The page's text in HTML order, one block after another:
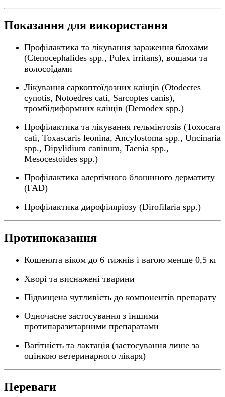
Показання для використання
Профілактика та лікування зараження блохами
(Ctenocephalides spp., Pulex irritans), вошами та
волосоїдами
Лікування саркоптоїдозних кліщів (Otodectes
cynotis, Notoedres cati, Sarcoptes canis),
тромбідиформних кліщів (Demodex spp.)
Профілактика та лікування гельмінтозів (Toxocara
cati, Toxascaris leonina, Ancylostoma spp., Uncinaria
spp., Dipylidium caninum, Taenia spp.,
Mesocestoides spp.)
Профілактика алергічного блошиного дерматиту
(FAD)
Профілактика дирофіляріозу (Dirofilaria spp.)
Протипоказання
Кошенята віком до 6 тижнів і вагою менше 0,5 кг
Хворі та виснажені тварини
Підвищена чутливість до компонентів препарату
Одночасне застосування з іншими
протипаразитарними препаратами
Вагітність та лактація (застосування лише за
оцінкою ветеринарного лікаря)
Переваги